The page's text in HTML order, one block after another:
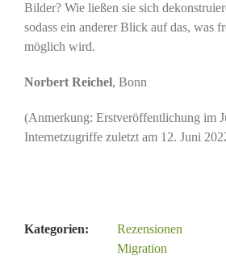
Bilder? Wie ließen sie sich
sodass ein anderer Blick auf das, was
möglich wird.
Norbert Reichel, Bonn
(Anmerkung: Erstveröffentlichung im
Internetzugriffe zuletzt am 12. Juni
Kategorien:
Rezensionen
Migration